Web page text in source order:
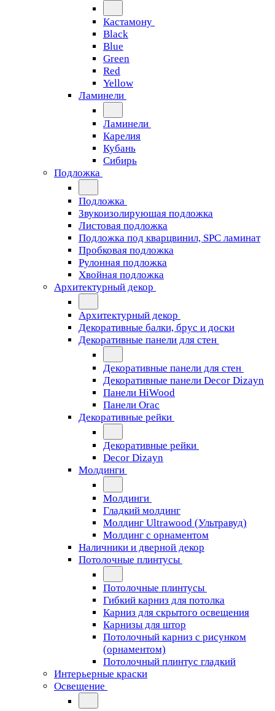
Кастамону
Black
Blue
Green
Red
Yellow
Ламинели
Ламинели
Карелия
Кубань
Сибирь
Подложка
Подложка
Звукоизолирующая подложка
Листовая подложка
Подложка под кварцвинил, SPC ламинат
Пробковая подложка
Рулонная подложка
Хвойная подложка
Архитектурный декор
Архитектурный декор
Декоративные балки, брус и доски
Декоративные панели для стен
Декоративные панели для стен
Декоративные панели Decor Dizayn
Панели HiWood
Панели Orac
Декоративные рейки
Декоративные рейки
Decor Dizayn
Молдинги
Молдинги
Гладкий молдинг
Молдинг Ultrawood (Ультравуд)
Молдинг с орнаментом
Наличники и дверной декор
Потолочные плинтусы
Потолочные плинтусы
Гибкий карниз для потолка
Карниз для скрытого освещения
Карнизы для штор
Потолочный карниз с рисунком
(орнаментом)
Потолочный плинтус гладкий
Интерьерные краски
Освещение